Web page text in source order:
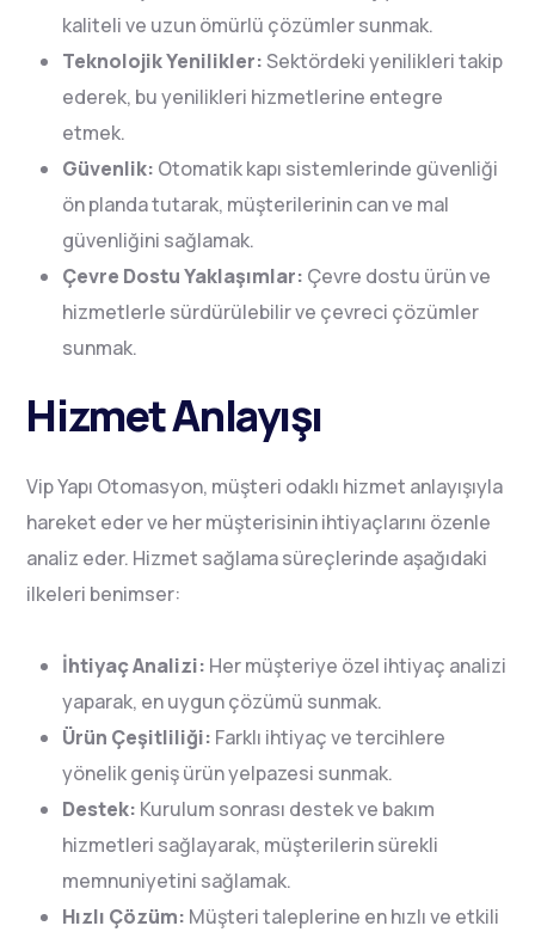
kaliteli ve uzun ömürlü çözümler sunmak.
Teknolojik Yenilikler:Sektördeki yenilikleri takip
ederek, bu yenilikleri hizmetlerine entegre
etmek.
Güvenlik: Otomatik kapı sistemlerinde güvenliği
ön planda tutarak, müşterilerinin can ve mal
güvenliğini sağlamak.
Çevre Dostu Yaklaşımlar: Çevre dostu ürün ve
hizmetlerle sürdürülebilir ve çevreci çözümler
sunmak.
Hizmet Anlayışı
Vip Yapı Otomasyon, müşteri odaklı hizmet anlayışıyla
hareket eder ve her müşterisinin ihtiyaçlarını özenle
analiz eder. Hizmet sağlama süreçlerinde aşağıdaki
ilkeleri benimser:
İhtiyaç Analizi: Her müşteriye özel ihtiyaç analizi
yaparak, en uygun çözümü sunmak.
Ürün Çeşitliliği: Farklı ihtiyaç ve tercihlere
yönelik geniş ürün yelpazesi sunmak.
Destek: Kurulum sonrası destek ve bakım
hizmetleri sağlayarak, müşterilerin sürekli
memnuniyetini sağlamak.
Hızlı Çözüm: Müşteri taleplerine en hızlı ve etkili